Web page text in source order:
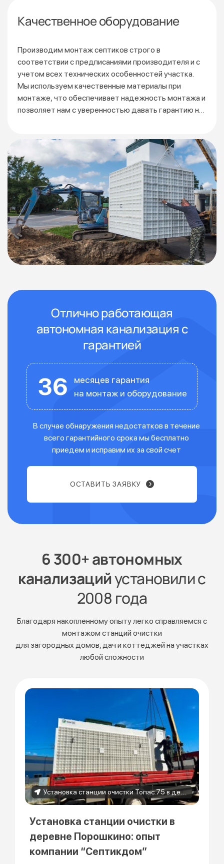
Качественное оборудование
Производим монтаж септиков строго в
соответствии с предписаниями производителя и с
учетом всех технических особенностей участка.
Мы используем качественные материалы при
монтаже, что обеспечивает надежность монтажа и
позволяет нам с уверенностью давать гарантию на
Отлично работающая
автономная канализация с
гарантией
36
месяцев гарантия
на монтаж и оборудование
В случае обнаружения недостатков в течение
всего гарантийного срока мы бесплатно
приедем и исправим их за свой счет
ОСТАВИТЬ ЗАЯВКУ
6 300+ автономных
канализацийустановили с
2008 года
Благодаря накопленному опыту легко справляемся с
монтажом станций очистки
для загородных домов, дач и коттеджей на участках
любой сложности
Установка станции очистки Топас 75 в деревне Порошкино
Установка станции очистки в
деревне Порошкино: опыт
компании “Септикдом”